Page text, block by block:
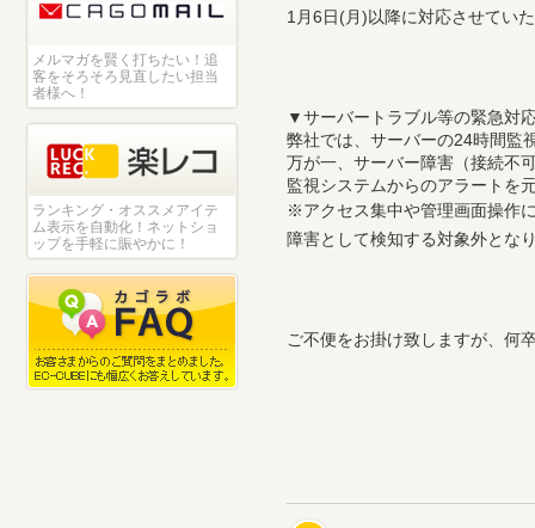
1月6日(月)以降に対応させてい
▼サーバートラブル等の緊急対
弊社では、サーバーの24時間監
万が一、サーバー障害（接続不
監視システムからのアラートを
※アクセス集中や管理画面操作
障害として検知する対象外とな
ご不便をお掛け致しますが、何
メルマガを賢く打ちたい！追
客をそろそろ見直したい担当
者様へ！
ランキング・オススメアイテ
ム表示を自動化！ネットショ
ップを手軽に賑やかに！